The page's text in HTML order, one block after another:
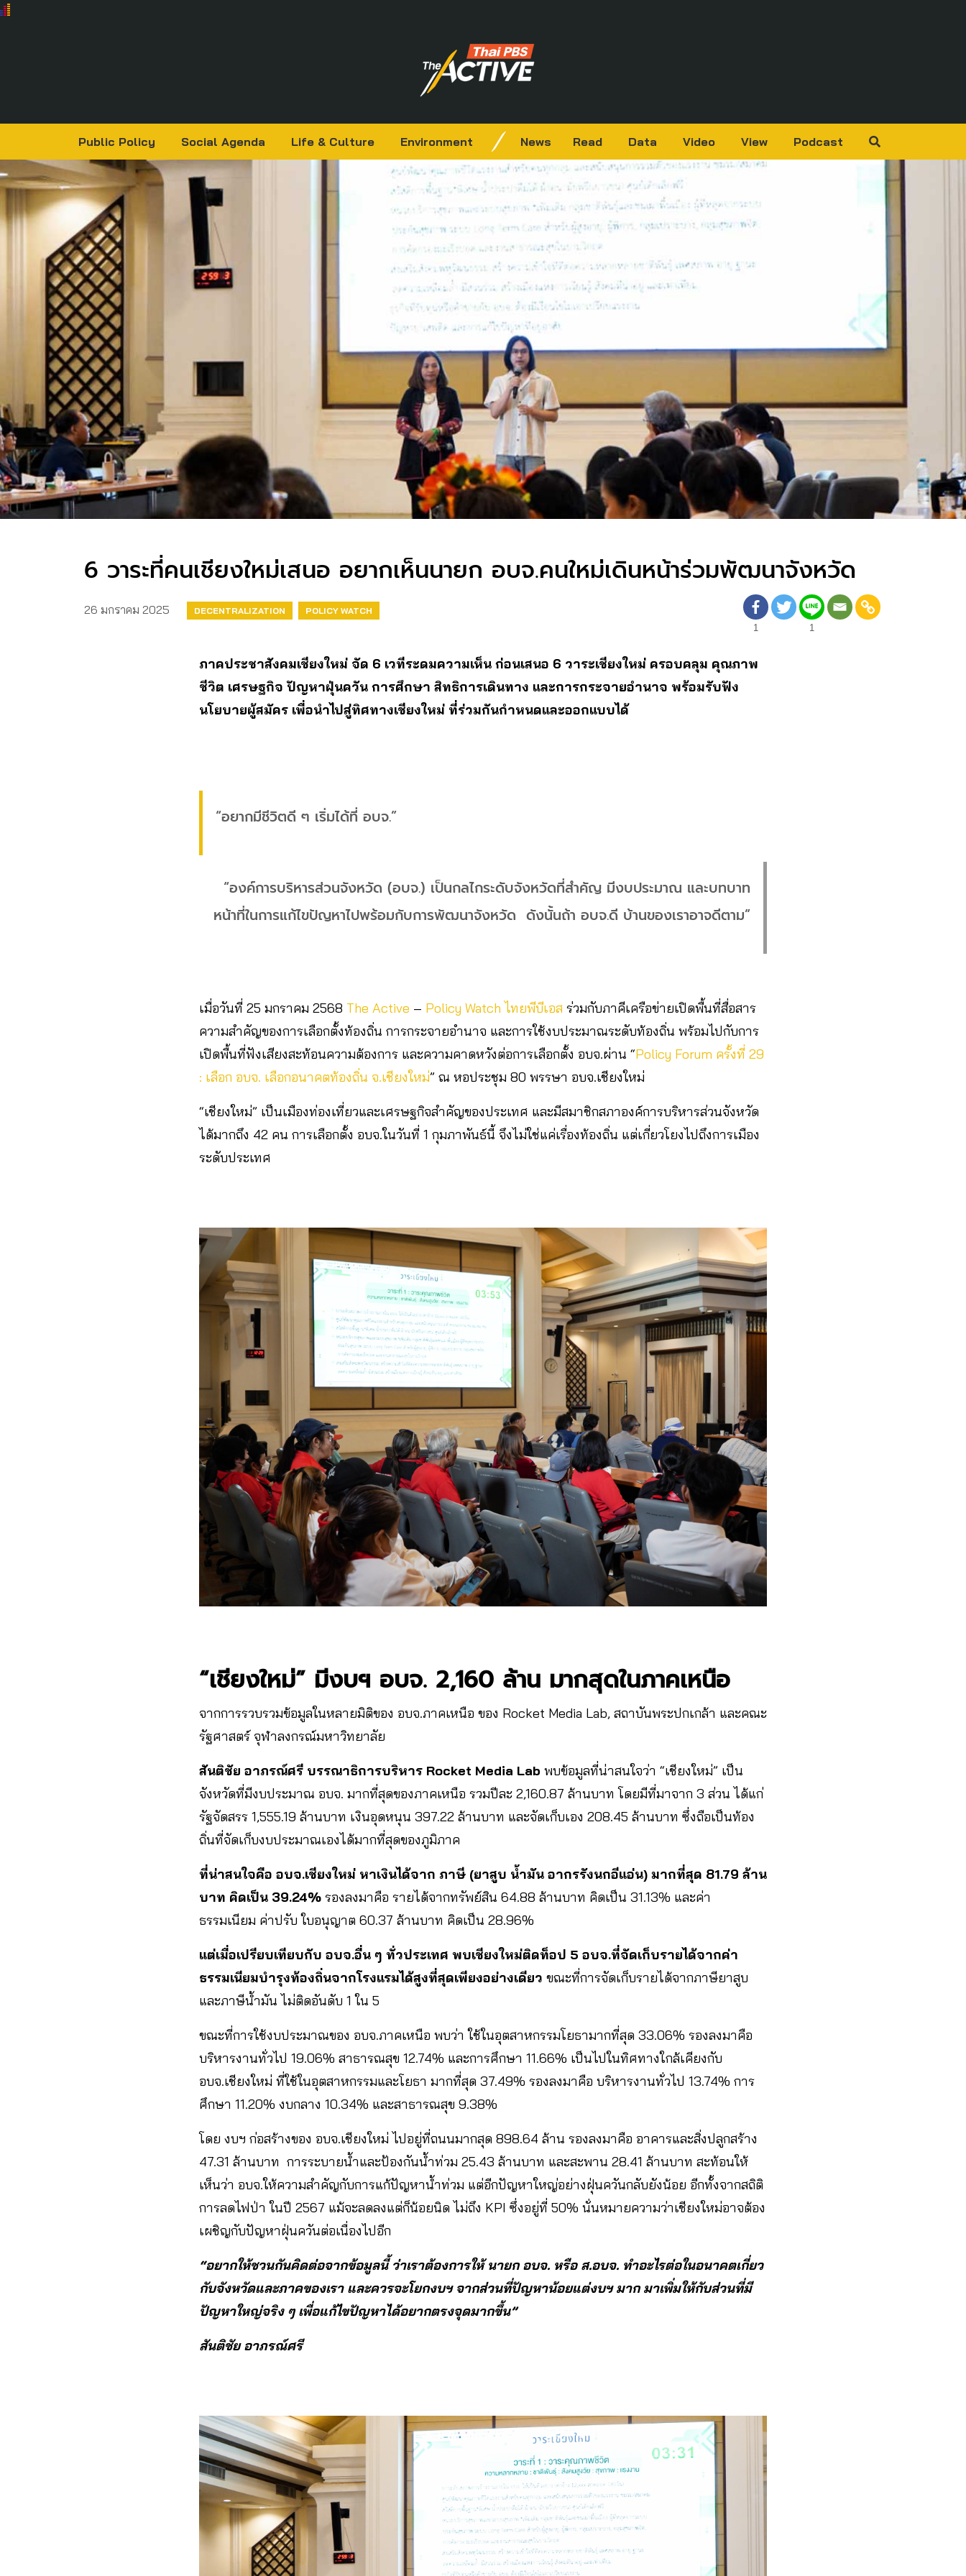
Public Policy Social Agenda Life & Culture Environment News Read Data Video View Podcast
6 วาระที่คนเชียงใหม่เสนอ อยากเห็นนายก อบจ.คนใหม่เดินหน้าร่วมพัฒนาจังหวัด
26 มกราคม 2025 DECENTRALIZATION
POLICY WATCH
1
1
ภาคประชาสังคมเชียงใหม่ จัด 6 เวทีระดมความเห็น ก่อนเสนอ 6 วาระเชียงใหม่ ครอบคลุม คุณภาพ
ชีวิต เศรษฐกิจ ปัญหาฝุ่นควัน การศึกษา สิทธิการเดินทาง และการกระจายอำนาจ พร้อมรับฟัง
นโยบายผู้สมัคร เพื่อนำไปสู่ทิศทางเชียงใหม่ ที่ร่วมกันกำหนดและออกแบบได้
“อยากมีชีวิตดี ๆ เริ่มได้ที่ อบจ.”
“องค์การบริหารส่วนจังหวัด (อบจ.) เป็นกลไกระดับจังหวัดที่สำคัญ มีงบประมาณ และบทบาท
หน้าที่ในการแก้ไขปัญหาไปพร้อมกับการพัฒนาจังหวัด ดังนั้นถ้า อบจ.ดี บ้านของเราอาจดีตาม”
เมื่อวันที่ 25 มกราคม 2568 The Active – Policy Watch ไทยพีบีเอส ร่วมกับภาคีเครือข่ายเปิดพื้นที่สื่อสาร
ความสำคัญของการเลือกตั้งท้องถิ่น การกระจายอำนาจ และการใช้งบประมาณระดับท้องถิ่น พร้อมไปกับการ
เปิดพื้นที่ฟังเสียงสะท้อนความต้องการ และความคาดหวังต่อการเลือกตั้ง อบจ.ผ่าน “Policy Forum ครั้งที่ 29
: เลือก อบจ. เลือกอนาคตท้องถิ่น จ.เชียงใหม่” ณ หอประชุม 80 พรรษา อบจ.เชียงใหม่
“เชียงใหม่” เป็นเมืองท่องเที่ยวและเศรษฐกิจสำคัญของประเทศ และมีสมาชิกสภาองค์การบริหารส่วนจังหวัด
ได้มากถึง 42 คน การเลือกตั้ง อบจ.ในวันที่ 1 กุมภาพันธ์นี้ จึงไม่ใช่แค่เรื่องท้องถิ่น แต่เกี่ยวโยงไปถึงการเมือง
ระดับประเทศ
“เชียงใหม่” มีงบฯ อบจ. 2,160 ล้าน มากสุดในภาคเหนือ
จากการรวบรวมข้อมูลในหลายมิติของ อบจ.ภาคเหนือ ของ Rocket Media Lab, สถาบันพระปกเกล้า และคณะ
รัฐศาสตร์ จุฬาลงกรณ์มหาวิทยาลัย
สันติชัย อาภรณ์ศรี บรรณาธิการบริหาร Rocket Media Lab พบข้อมูลที่น่าสนใจว่า “เชียงใหม่” เป็น
จังหวัดที่มีงบประมาณ อบจ. มากที่สุดของภาคเหนือ รวมปีละ 2,160.87 ล้านบาท โดยมีที่มาจาก 3 ส่วน ได้แก่
รัฐจัดสรร 1,555.19 ล้านบาท เงินอุดหนุน 397.22 ล้านบาท และจัดเก็บเอง 208.45 ล้านบาท ซึ่งถือเป็นท้อง
ถิ่นที่จัดเก็บงบประมาณเองได้มากที่สุดของภูมิภาค
ที่น่าสนใจคือ อบจ.เชียงใหม่ หาเงินได้จาก ภาษี (ยาสูบ น้ำมัน อากรรังนกอีแอ่น) มากที่สุด 81.79 ล้าน
บาท คิดเป็น 39.24% รองลงมาคือ รายได้จากทรัพย์สิน 64.88 ล้านบาท คิดเป็น 31.13% และค่า
ธรรมเนียม ค่าปรับ ใบอนุญาต 60.37 ล้านบาท คิดเป็น 28.96%
แต่เมื่อเปรียบเทียบกับ อบจ.อื่น ๆ ทั่วประเทศ พบเชียงใหม่ติดท็อป 5 อบจ.ที่จัดเก็บรายได้จากค่า
ธรรมเนียมบำรุงท้องถิ่นจากโรงแรมได้สูงที่สุดเพียงอย่างเดียว ขณะที่การจัดเก็บรายได้จากภาษียาสูบ
และภาษีน้ำมัน ไม่ติดอันดับ 1 ใน 5
ขณะที่การใช้งบประมาณของ อบจ.ภาคเหนือ พบว่า ใช้ในอุตสาหกรรมโยธามากที่สุด 33.06% รองลงมาคือ
บริหารงานทั่วไป 19.06% สาธารณสุข 12.74% และการศึกษา 11.66% เป็นไปในทิศทางใกล้เคียงกับ
อบจ.เชียงใหม่ ที่ใช้ในอุตสาหกรรมและโยธา มากที่สุด 37.49% รองลงมาคือ บริหารงานทั่วไป 13.74% การ
ศึกษา 11.20% งบกลาง 10.34% และสาธารณสุข 9.38%
โดย งบฯ ก่อสร้างของ อบจ.เชียงใหม่ ไปอยู่ที่ถนนมากสุด 898.64 ล้าน รองลงมาคือ อาคารและสิ่งปลูกสร้าง
47.31 ล้านบาท การระบายน้ำและป้องกันน้ำท่วม 25.43 ล้านบาท และสะพาน 28.41 ล้านบาท สะท้อนให้
เห็นว่า อบจ.ให้ความสำคัญกับการแก้ปัญหาน้ำท่วม แต่อีกปัญหาใหญ่อย่างฝุ่นควันกลับยังน้อย อีกทั้งจากสถิติ
การลดไฟป่า ในปี 2567 แม้จะลดลงแต่ก็น้อยนิด ไม่ถึง KPI ซึ่งอยู่ที่ 50% นั่นหมายความว่าเชียงใหม่อาจต้อง
เผชิญกับปัญหาฝุ่นควันต่อเนื่องไปอีก
“อยากให้ชวนกันคิดต่อจากข้อมูลนี้ ว่าเราต้องการให้ นายก อบจ. หรือ ส.อบจ. ทำอะไรต่อในอนาคตเกี่ยว
กับจังหวัดและภาคของเรา และควรจะโยกงบฯ จากส่วนที่ปัญหาน้อยแต่งบฯ มาก มาเพิ่มให้กับส่วนที่มี
ปัญหาใหญ่จริง ๆ เพื่อแก้ไขปัญหาได้อยากตรงจุดมากขึ้น”
สันติชัย อาภรณ์ศรี